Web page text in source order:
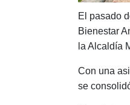
El pasado
Bienestar
la Alcaldía
Con una
se